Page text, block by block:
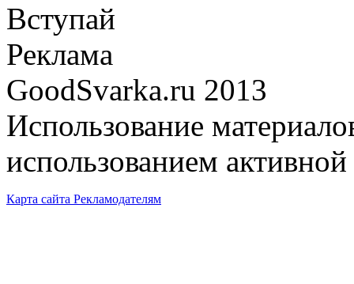
Вступай
Реклама
GoodSvarka.ru 2013
Использование
использованием
Карта сайта Рекламодателям